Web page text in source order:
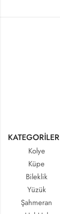
KATEGORİLER
Kolye
Küpe
Bileklik
Yüzük
Şahmeran